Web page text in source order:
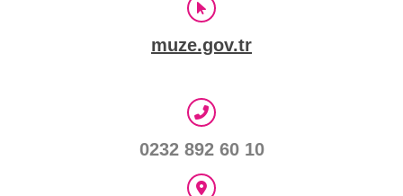
muze.gov.tr
0232 892 60 10